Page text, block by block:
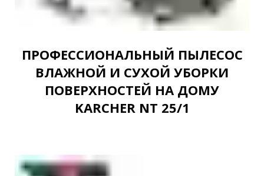
ПРОФЕССИОНАЛЬНЫЙ ПЫЛЕСОС
ВЛАЖНОЙ И СУХОЙ УБОРКИ
ПОВЕРХНОСТЕЙ НА ДОМУ
KARCHER NT 25/1